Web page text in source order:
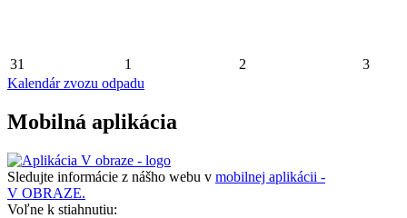
31 1 2
3
Kalendár zvozu odpadu
Mobilná aplikácia
Sledujte informácie z nášho webu v mobilnej aplikácii -
V OBRAZE.
Voľne k stiahnutiu: